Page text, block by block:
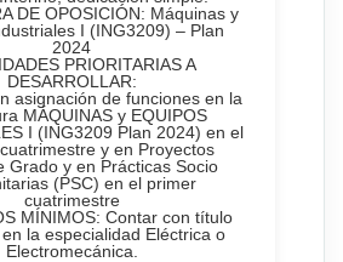
DE OPOSICIÓN: Máquinas y
I (ING3209) – Plan
2024
PRIORITARIAS A
DESARROLLAR:
asignación de funciones en la
MÁQUINAS y EQUIPOS
I (ING3209 Plan 2024) en el
y en Proyectos
Grado y en Prácticas Socio
(PSC) en el primer
cuatrimestre
MÍNIMOS: Contar con título
la especialidad Eléctrica o
Electromecánica.